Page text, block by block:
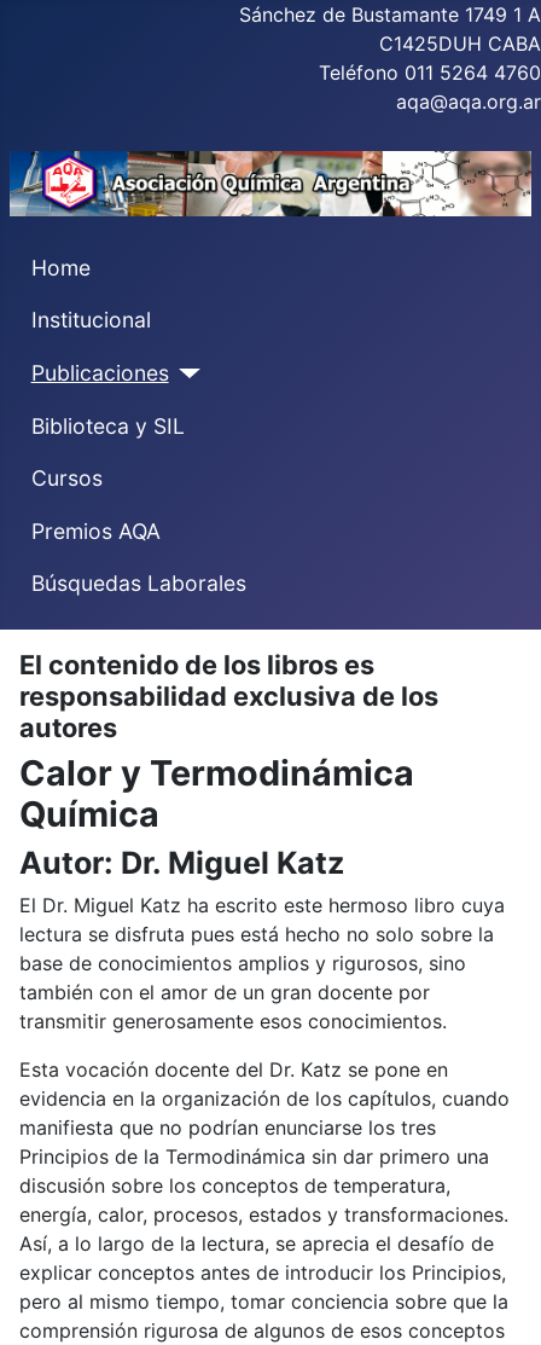
Sánchez de Bustamante 1749 1 A
C1425DUH CABA
Teléfono 011 5264 4760
aqa@aqa.org.ar
Home
Institucional
Publicaciones
Biblioteca y SIL
Cursos
Premios AQA
Búsquedas Laborales
El contenido de los libros es
responsabilidad exclusiva de los
autores
Calor y Termodinámica
Química
Autor: Dr. Miguel Katz
El Dr. Miguel Katz ha escrito este hermoso libro cuya
lectura se disfruta pues está hecho no solo sobre la
base de conocimientos amplios y rigurosos, sino
también con el amor de un gran docente por
transmitir generosamente esos conocimientos.
Esta vocación docente del Dr. Katz se pone en
evidencia en la organización de los capítulos, cuando
manifiesta que no podrían enunciarse los tres
Principios de la Termodinámica sin dar primero una
discusión sobre los conceptos de temperatura,
energía, calor, procesos, estados y transformaciones.
Así, a lo largo de la lectura, se aprecia el desafío de
explicar conceptos antes de introducir los Principios,
pero al mismo tiempo, tomar conciencia sobre que la
comprensión rigurosa de algunos de esos conceptos